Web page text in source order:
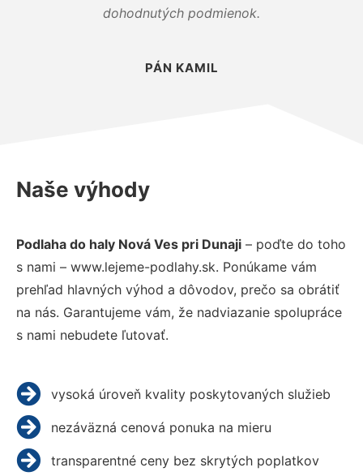
dohodnutých podmienok.
PÁN KAMIL
Naše výhody
Podlaha do haly Nová Ves pri Dunaji – poďte do toho
s nami – www.lejeme-podlahy.sk. Ponúkame vám
prehľad hlavných výhod a dôvodov, prečo sa obrátiť
na nás. Garantujeme vám, že nadviazanie spolupráce
s nami nebudete ľutovať.
vysoká úroveň kvality poskytovaných služieb
nezáväzná cenová ponuka na mieru
transparentné ceny bez skrytých poplatkov